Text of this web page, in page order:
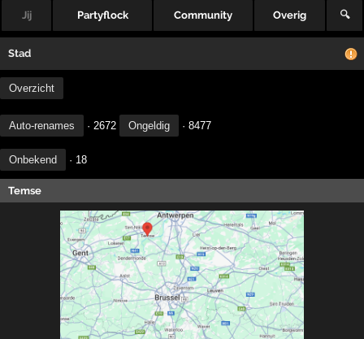
Jij Partyflock Community Overig 🔍
Stad
Overzicht
Auto-renames · 2672 Ongeldig · 8477
Onbekend · 18
Temse